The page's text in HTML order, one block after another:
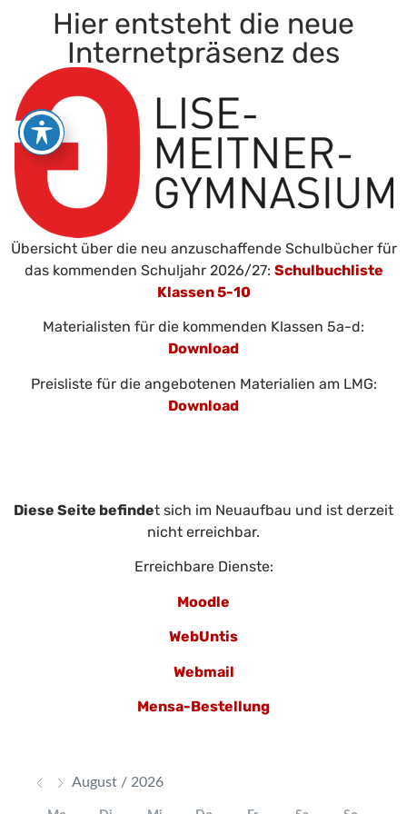
Hier entsteht die neue
Internetpräsenz des
Übersicht über die neu anzuschaffende Schulbücher für
das kommenden Schuljahr 2026/27: Schulbuchliste
Klassen 5-10
Materialisten für die kommenden Klassen 5a-d:
Download
Preisliste für die angebotenen Materialien am LMG:
Download
Diese Seite befindet sich im Neuaufbau und ist derzeit
nicht erreichbar.
Erreichbare Dienste:
Moodle
WebUntis
Webmail
Mensa-Bestellung